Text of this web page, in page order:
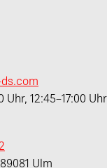
Uhr, 12:45–17:00 Uhr
Ulm